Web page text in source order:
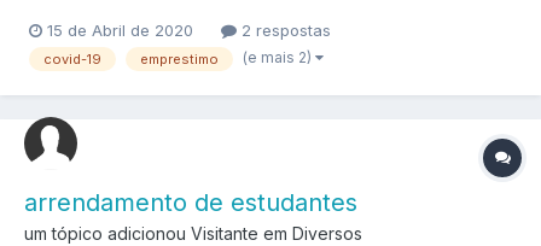
15 de Abril de 2020 2 respostas
covid-19 emprestimo (e mais 2)
arrendamento de estudantes
um tópico adicionou Visitante em Diversos